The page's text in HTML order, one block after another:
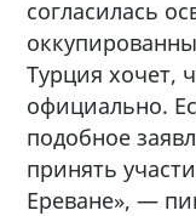
согласилась
Турция хочет,
официально.
подобное
принять
Ереване», —